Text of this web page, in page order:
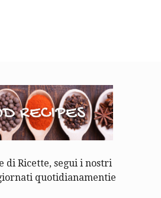
di Ricette, segui i nostri
quotidianamentie